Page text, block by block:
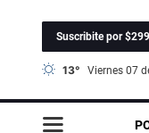
Suscribite por
13° viernes 07